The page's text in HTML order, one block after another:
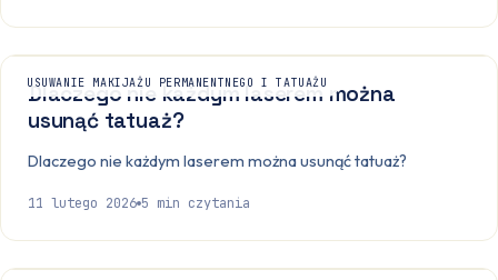
USUWANIE MAKIJAŻU PERMANENTNEGO I TATUAŻU
Dlaczego nie każdym laserem można
usunąć tatuaż?
Dlaczego nie każdym laserem można usunąć tatuaż?
11 lutego 2026 5 min czytania